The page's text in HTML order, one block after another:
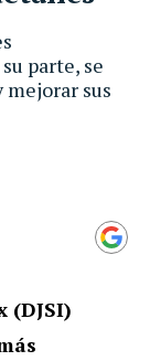
parte, se
sus
(DJSI)